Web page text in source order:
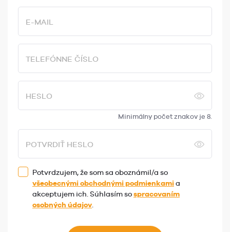
E-MAIL
TELEFÓNNE ČÍSLO
HESLO
Minimálny počet znakov je 8.
POTVRDIŤ HESLO
Potvrdzujem, že som sa oboznámil/a so
všeobecnými obchodnými podmienkamia
akceptujem ich. Súhlasím sospracovaním
osobných údajov